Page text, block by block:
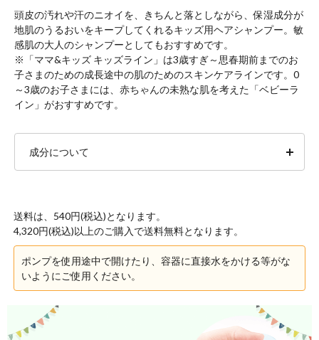
頭皮の汚れや汗のニオイを、きちんと落としながら、保湿成分が
地肌のうるおいをキープしてくれるキッズ用ヘアシャンプー。敏
感肌の大人のシャンプーとしてもおすすめです。
※「ママ&キッズ キッズライン」は3歳すぎ～思春期前までのお
子さまのための成長途中の肌のためのスキンケアラインです。0
～3歳のお子さまには、赤ちゃんの未熟な肌を考えた「ベビーラ
イン」がおすすめです。
成分について